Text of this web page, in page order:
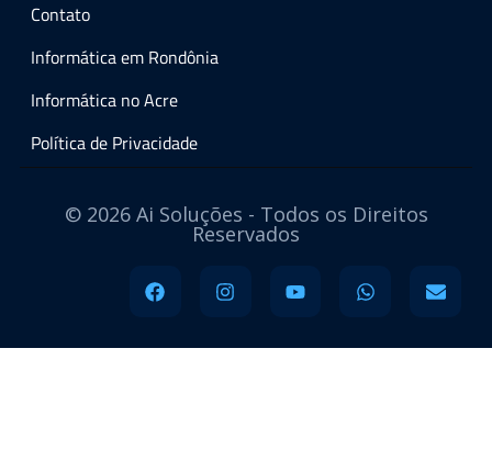
Contato
Informática em Rondônia
Informática no Acre
Política de Privacidade
© 2026 Ai Soluções - Todos os Direitos
Reservados